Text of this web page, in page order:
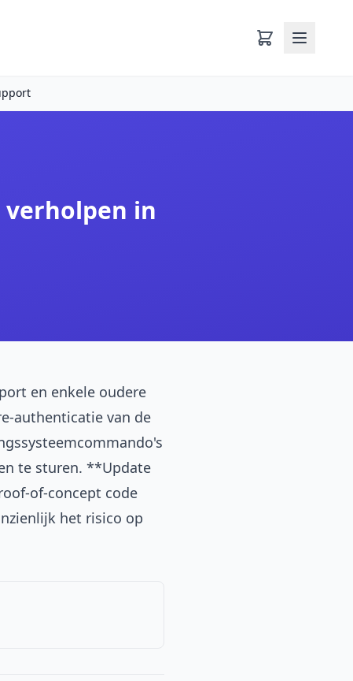
verholpen in
en enkele oudere
authenticatie van de
te sturen. **Update
of-concept code
het risico op